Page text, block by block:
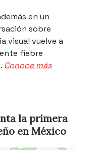
en un
sobre
visual vuelve a
fiebre
Conoce más
la primera
en México